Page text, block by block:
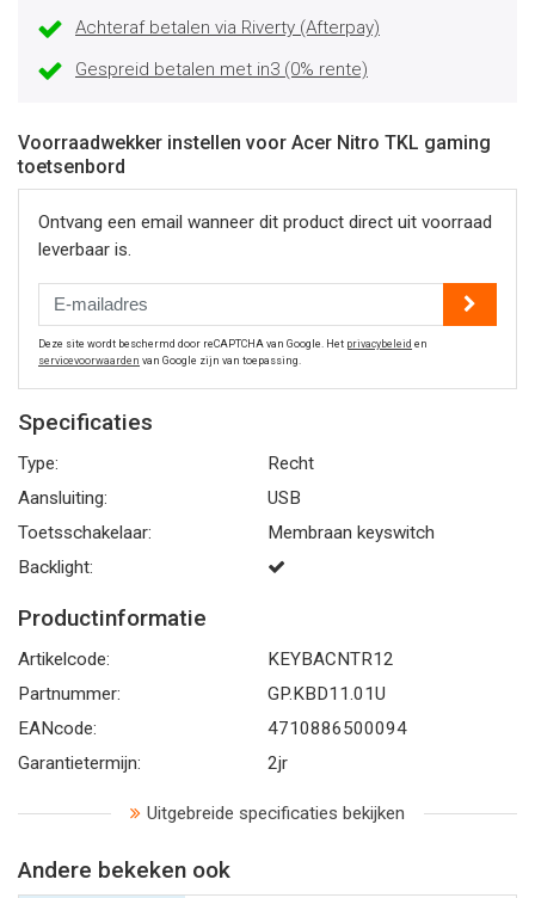
Achteraf betalen via Riverty (Afterpay)
Gespreid betalen met in3 (0% rente)
Voorraadwekker instellen voor Acer Nitro TKL gaming
toetsenbord
Ontvang een email wanneer dit product direct uit voorraad
leverbaar is.
Deze site wordt beschermd door reCAPTCHA van Google. Het privacybeleid en
servicevoorwaarden van Google zijn van toepassing.
Specificaties
Type:
Recht
Aansluiting:
USB
Toetsschakelaar:
Membraan keyswitch
Backlight:
Productinformatie
Artikelcode:
KEYBACNTR12
Partnummer:
GP.KBD11.01U
EANcode:
4710886500094
Garantietermijn:
2jr
Uitgebreide specificaties bekijken
Andere bekeken ook